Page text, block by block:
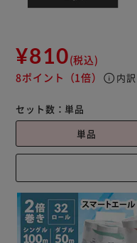
¥810(税込)
8ポイント （1倍） info 内訳
セット数： 単品
単品